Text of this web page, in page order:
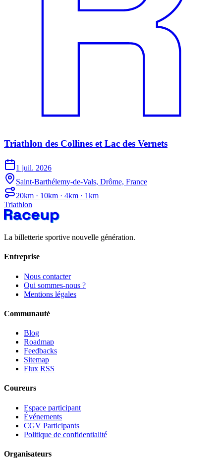
Triathlon des Collines et Lac des Vernets
1 juil. 2026
Saint-Barthélemy-de-Vals, Drôme, France
20km · 10km · 4km · 1km
Triathlon
La billetterie sportive nouvelle génération.
Entreprise
Nous contacter
Qui sommes-nous ?
Mentions légales
Communauté
Blog
Roadmap
Feedbacks
Sitemap
Flux RSS
Coureurs
Espace participant
Événements
CGV Participants
Politique de confidentialité
Organisateurs